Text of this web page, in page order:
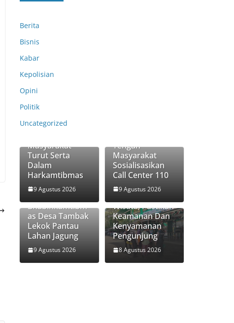
Berita
Bisnis
Kabar
Kepolisian
Opini
Politik
Uncategorized
Patroli Dialogis
Polsek
Masyarakat
Turut Serta
Dalam
Harkamtibmas
9 Agustus 2026
Tengah
Masyarakat
Sosialisasikan
Call Center 110
9 Agustus 2026
Polri Hadir Di
Tengah Petani,
Bhabinkamtibm
as Desa Tambak
Lekok Pantau
Lahan Jagung
9 Agustus 2026
Satsamapta
Polres Pasuruan
Kota Hadir di
Destinasi
Wisata, Pastikan
Keamanan Dan
Kenyamanan
Pengunjung
8 Agustus 2026